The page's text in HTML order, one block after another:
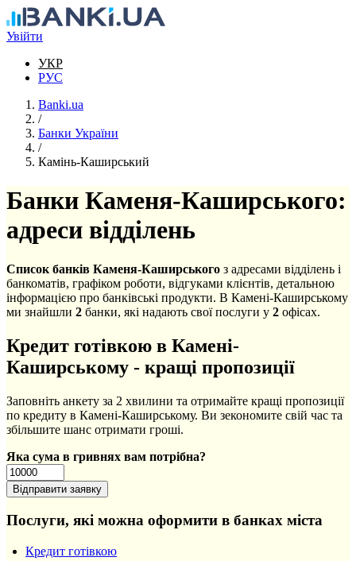
Перейти до основного вмісту
Увійти
УКР
РУС
Banki.ua
/
Банки України
/
Камінь-Каширський
Банки Каменя-Каширського:
адреси відділень
Список банків Каменя-Каширського з адресами відділень і
банкоматів, графіком роботи, відгуками клієнтів, детальною
інформацією про банківські продукти. В Камені-Каширському
ми знайшли 2 банки, які надають свої послуги у 2 офісах.
Кредит готівкою в Камені-
Каширському - кращі пропозиції
Заповніть анкету за 2 хвилини та отримайте кращі пропозиції
по кредиту в Камені-Каширському. Ви зекономите свій час та
збільшите шанс отримати гроші.
Яка сума в гривнях вам потрібна?
Послуги, які можна оформити в банках міста
Кредит готівкою